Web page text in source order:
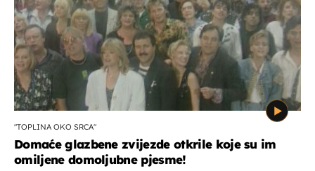
"TOPLINA OKO SRCA"
Domaće glazbene zvijezde otkrile koje su im
omiljene domoljubne pjesme!